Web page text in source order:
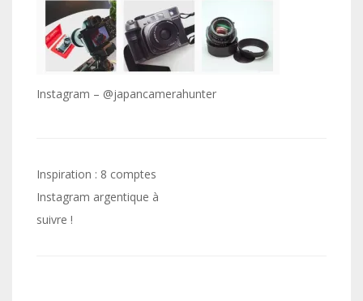
Instagram – @japancamerahunter
Navigation
de
l’article
Inspiration : 8 comptes
Instagram argentique à
suivre !